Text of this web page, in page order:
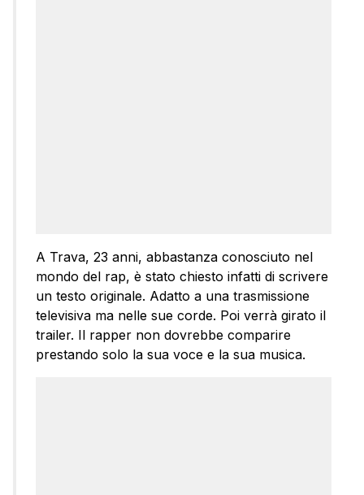
A Trava, 23 anni, abbastanza conosciuto nel
mondo del rap, è stato chiesto infatti di scrivere
un testo originale. Adatto a una trasmissione
televisiva ma nelle sue corde. Poi verrà girato il
trailer. Il rapper non dovrebbe comparire
prestando solo la sua voce e la sua musica.